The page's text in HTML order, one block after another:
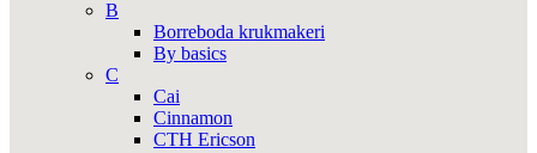
B
Borreboda krukmakeri
By basics
C
Cai
Cinnamon
CTH Ericson